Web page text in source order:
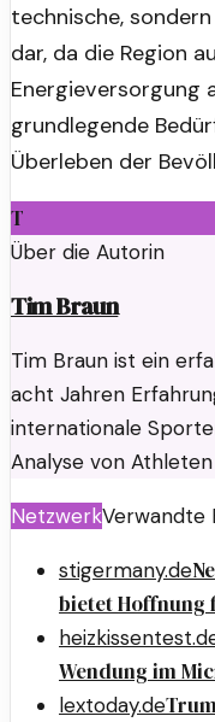
technische,
dar, da die Region
Energieversorgung
grundlegende
Überleben der
T
Über die Autorin
Tim Braun
Tim Braun ist ein
acht Jahren
internationale
Analyse von Athleten
NetzwerkVerwandte
stigermany.de
bietet Hoffnung
Wendung im
lextoday.de